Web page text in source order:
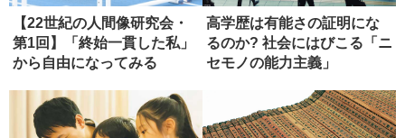
【22世紀の人間像研究会・
第1回】「終始一貫した私」
から自由になってみる
高学歴は有能さの証明にな
るのか? 社会にはびこる「ニ
セモノの能力主義」